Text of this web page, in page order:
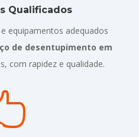
Qualificados
equipamentos adequados
de desentupimento em
com rapidez e qualidade.